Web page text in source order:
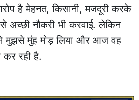
है मेहनत, किसानी, मजदूरी करके
अच्छी नौकरी भी करवाई. लेकिन
मुझसे मुंह मोड़ लिया और आज वह
रही है.